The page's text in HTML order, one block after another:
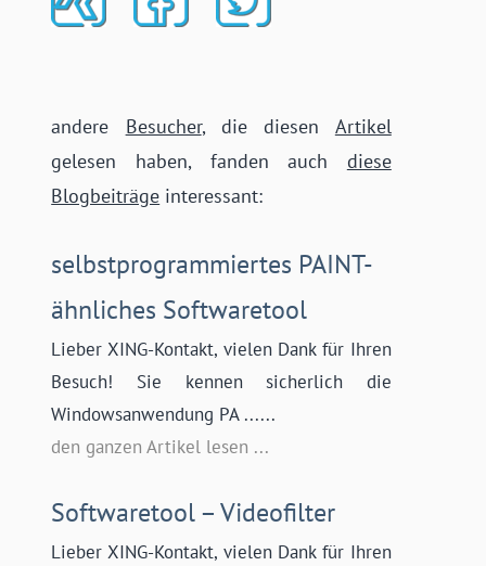
andere Besucher, die diesen Artikel
gelesen haben, fanden auch diese
Blogbeiträge interessant:
selbstprogrammiertes PAINT-
ähnliches Softwaretool
Lieber XING-Kontakt, vielen Dank für Ihren
Besuch! Sie kennen sicherlich die
Windowsanwendung PA ......
den ganzen Artikel lesen ...
Softwaretool – Videofilter
Lieber XING-Kontakt, vielen Dank für Ihren